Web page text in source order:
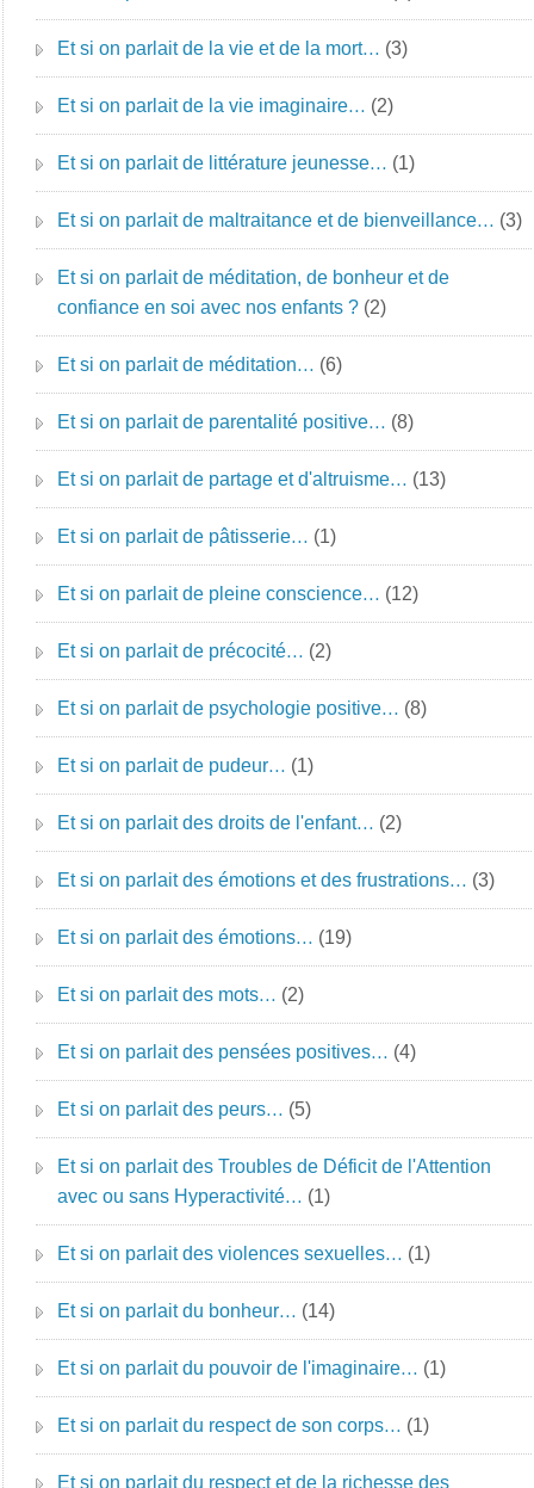
Et si on parlait de la vie et de la mort… (3)
Et si on parlait de la vie imaginaire… (2)
Et si on parlait de littérature jeunesse… (1)
Et si on parlait de maltraitance et de bienveillance… (3)
Et si on parlait de méditation, de bonheur et de
confiance en soi avec nos enfants ? (2)
Et si on parlait de méditation… (6)
Et si on parlait de parentalité positive… (8)
Et si on parlait de partage et d'altruisme… (13)
Et si on parlait de pâtisserie… (1)
Et si on parlait de pleine conscience… (12)
Et si on parlait de précocité… (2)
Et si on parlait de psychologie positive… (8)
Et si on parlait de pudeur… (1)
Et si on parlait des droits de l'enfant… (2)
Et si on parlait des émotions et des frustrations… (3)
Et si on parlait des émotions… (19)
Et si on parlait des mots… (2)
Et si on parlait des pensées positives… (4)
Et si on parlait des peurs… (5)
Et si on parlait des Troubles de Déficit de l'Attention
avec ou sans Hyperactivité… (1)
Et si on parlait des violences sexuelles… (1)
Et si on parlait du bonheur… (14)
Et si on parlait du pouvoir de l'imaginaire… (1)
Et si on parlait du respect de son corps… (1)
Et si on parlait du respect et de la richesse des